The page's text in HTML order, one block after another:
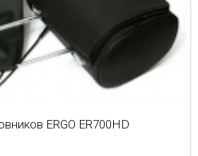
ERGO ER700HD